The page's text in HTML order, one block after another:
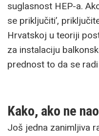
suglasnost HEP-a.
se priključiti’,
Hrvatskoj u teoriji
za instalaciju
prednost to da se
Kako, ako ne
Još jedna zanimljiva